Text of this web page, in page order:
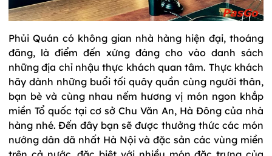
Phủi Quán có không gian nhà hàng hiện đại, thoáng
đãng, là điểm đến xứng đáng cho vào danh sách
những địa chỉ nhậu thực khách quan tâm. Thực khách
hãy dành những buổi tối quây quần cùng người thân,
bạn bè và cùng nhau nếm hương vị món ngon khắp
miền Tổ quốc tại cơ sở Chu Văn An, Hà Đông của nhà
hàng nhé. Đến đây bạn sẽ được thưởng thức các món
nướng dân dã nhất Hà Nội và đặc sản các vùng miền